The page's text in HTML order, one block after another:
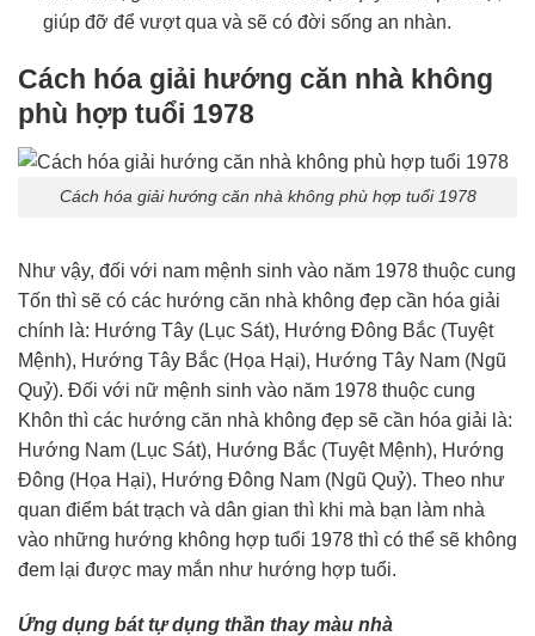
giúp đỡ để vượt qua và sẽ có đời sống an nhàn.
Cách hóa giải hướng căn nhà không
phù hợp tuổi 1978
Cách hóa giải hướng căn nhà không phù hợp tuổi 1978
Như vậy, đối với nam mệnh sinh vào năm 1978 thuộc cung
Tốn thì sẽ có các hướng căn nhà không đẹp cần hóa giải
chính là: Hướng Tây (Lục Sát), Hướng Đông Bắc (Tuyệt
Mệnh), Hướng Tây Bắc (Họa Hại), Hướng Tây Nam (Ngũ
Quỷ). Đối với nữ mệnh sinh vào năm 1978 thuộc cung
Khôn thì các hướng căn nhà không đẹp sẽ cần hóa giải là:
Hướng Nam (Lục Sát), Hướng Bắc (Tuyệt Mệnh), Hướng
Đông (Họa Hại), Hướng Đông Nam (Ngũ Quỷ). Theo như
quan điểm bát trạch và dân gian thì khi mà bạn làm nhà
vào những hướng không hợp tuổi 1978 thì có thể sẽ không
đem lại được may mắn như hướng hợp tuổi.
Ứng dụng bát tự dụng thần thay màu nhà